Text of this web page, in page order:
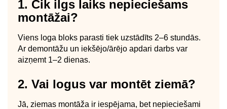
1. Cik ilgs laiks nepieciešams
montāžai?
Viens loga bloks parasti tiek uzstādīts 2–6 stundās.
Ar demontāžu un iekšējo/ārējo apdari darbs var
aizņemt 1–2 dienas.
2. Vai logus var montēt ziemā?
Jā, ziemas montāža ir iespējama, bet nepieciešami